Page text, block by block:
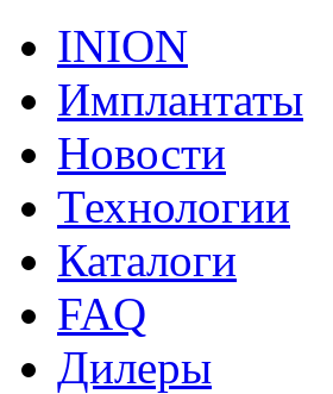
INION
Имплантаты
Новости
Технологии
Каталоги
FAQ
Дилеры